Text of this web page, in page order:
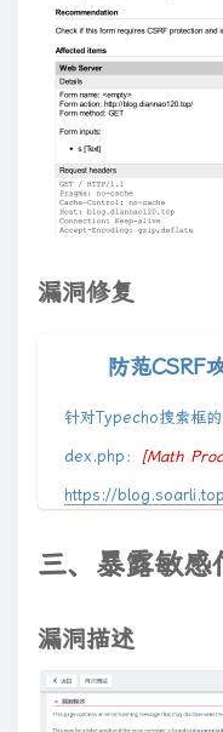
漏洞修复
防范CSRF
针对Typecho搜索框
dex.php： [Math
r
e
e
r
https://
三、暴露敏感
漏洞描述